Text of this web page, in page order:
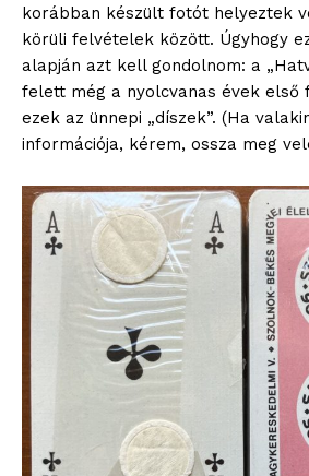
korábban készült fotót helyeztek
körüli felvételek között. Úgyhogy
alapján azt kell gondolnom: a
felett még a nyolcvanas évek első
ezek az ünnepi „díszek”. (Ha
információja, kérem, ossza meg